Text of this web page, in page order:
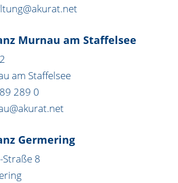
Murnau am Staffelsee
am Staffelsee
289 0
Germering
8